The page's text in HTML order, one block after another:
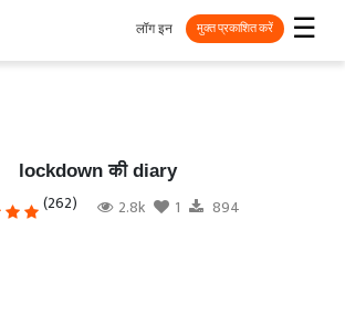
☰
लॉग इन मुक्त प्रकाशित करें
lockdown की diary
(262) 2.8k 1 894